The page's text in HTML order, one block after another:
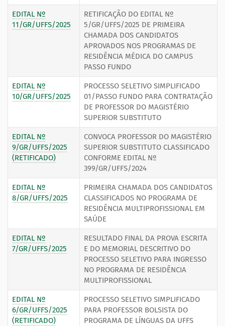
EDITAL Nº
11/GR/UFFS/2025
RETIFICAÇÃO DO EDITAL Nº
5/GR/UFFS/2025 DE PRIMEIRA
CHAMADA DOS CANDIDATOS
APROVADOS NOS PROGRAMAS DE
RESIDÊNCIA MÉDICA DO CAMPUS
PASSO FUNDO
EDITAL Nº
10/GR/UFFS/2025
PROCESSO SELETIVO SIMPLIFICADO
01/PASSO FUNDO PARA CONTRATAÇÃO
DE PROFESSOR DO MAGISTÉRIO
SUPERIOR SUBSTITUTO
EDITAL Nº
9/GR/UFFS/2025
(RETIFICADO)
CONVOCA PROFESSOR DO MAGISTÉRIO
SUPERIOR SUBSTITUTO CLASSIFICADO
CONFORME EDITAL Nº
399/GR/UFFS/2024
EDITAL Nº
8/GR/UFFS/2025
PRIMEIRA CHAMADA DOS CANDIDATOS
CLASSIFICADOS NO PROGRAMA DE
RESIDÊNCIA MULTIPROFISSIONAL EM
SAÚDE
EDITAL Nº
7/GR/UFFS/2025
RESULTADO FINAL DA PROVA ESCRITA
E DO MEMORIAL DESCRITIVO DO
PROCESSO SELETIVO PARA INGRESSO
NO PROGRAMA DE RESIDÊNCIA
MULTIPROFISSIONAL
EDITAL Nº
6/GR/UFFS/2025
(RETIFICADO)
PROCESSO SELETIVO SIMPLIFICADO
PARA PROFESSOR BOLSISTA DO
PROGRAMA DE LÍNGUAS DA UFFS